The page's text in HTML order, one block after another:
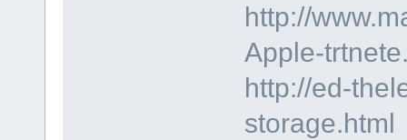
http://
Apple-
http://ed-
storage.html